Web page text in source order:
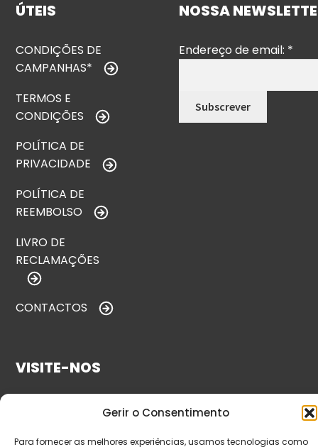
Gerir o Consentimento
Para fornecer as melhores experiências, usamos tecnologias como
ÚTEIS
CONDIÇÕES DE
CAMPANHAS*
TERMOS E
CONDIÇÕES
POLÍTICA DE
PRIVACIDADE
POLÍTICA DE
REEMBOLSO
LIVRO DE
RECLAMAÇÕES
CONTACTOS
NOSSA
Endereço de email: *
VISITE-NOS